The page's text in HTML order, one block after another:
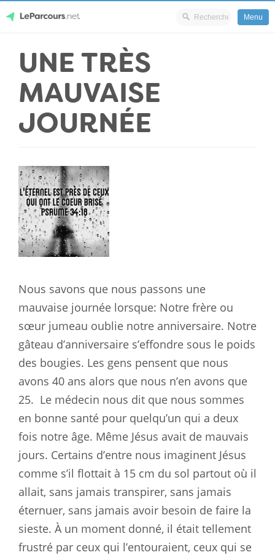
content
LeParcours.net
Menu
UNE TRÈS
MAUVAISE
JOURNÉE
Nous savons que nous passons une
mauvaise journée lorsque: Notre frère ou
sœur jumeau oublie notre anniversaire. Notre
gâteau d’anniversaire s’effondre sous le poids
des bougies. Les gens pensent que nous
avons 40 ans alors que nous n’en avons que
25. Le médecin nous dit que nous sommes
en bonne santé pour quelqu’un qui a deux
fois notre âge. Même Jésus avait de mauvais
jours. Certains d’entre nous imaginent Jésus
comme s’il flottait à 15 cm du sol partout où il
allait, sans jamais transpirer, sans jamais
éternuer, sans jamais avoir besoin de faire la
sieste. À un moment donné, il était tellement
frustré par ceux qui l’entouraient, ceux qui se